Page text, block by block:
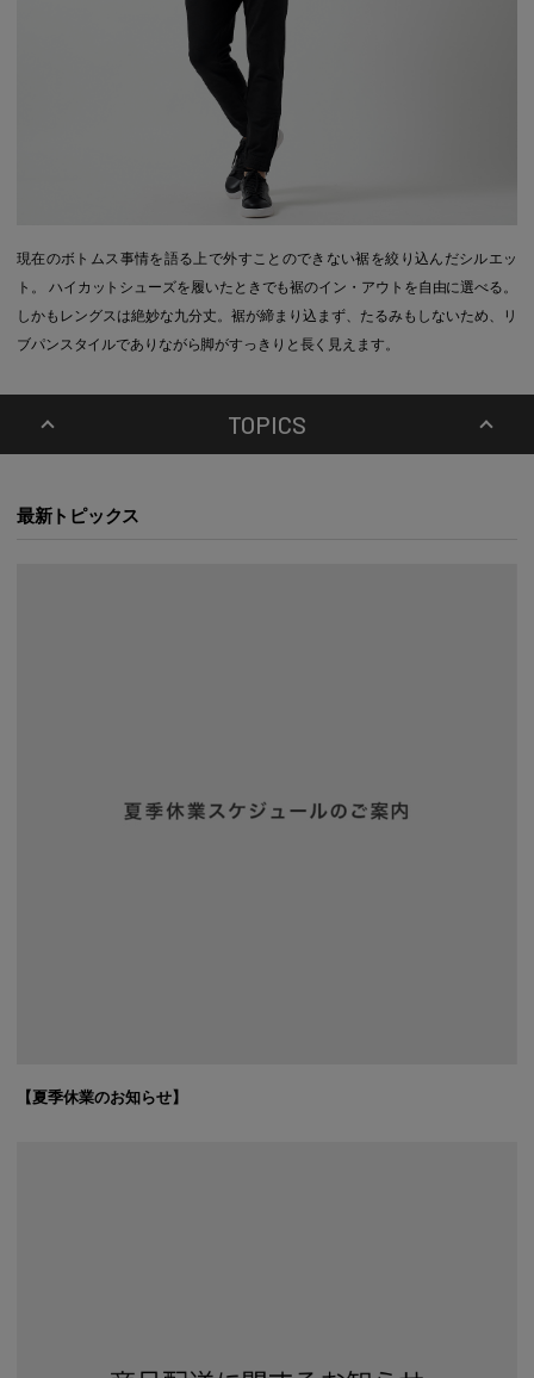
現在のボトムス事情を語る上で外すことのできない裾を絞り込んだシルエッ
ト。 ハイカットシューズを履いたときでも裾のイン・アウトを自由に選べる。
しかもレングスは絶妙な九分丈。裾が締まり込まず、たるみもしないため、リ
ブパンスタイルでありながら脚がすっきりと長く見えます。
TOPICS
最新トピックス
【夏季休業のお知らせ】